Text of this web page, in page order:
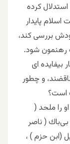
ﺍﺳﺘﺪﻻﻝ ﮐﺮﺩﻩ
ﺍﺳﻼﻡ ﭘﺎﯾﺪﺍﺭ
ﺑﺮﺭﺳﯽ ﮐﻨﺪ،
ﺭﻫﻨﻤﻮﻥ ﺷﻮﺩ.
ﺑﯿﻔﺎﯾﺪﻩ ﺍﯼ
ﻭ ﭼﻄﻮﺭ
ﺍﺳﺖ؟
ﺭﺍ ﻣﻠﺤﺪ (
( ﻧﺎﺻﺮ
(ﺍﺑﻦ ﺣﺰﻡ ) ،